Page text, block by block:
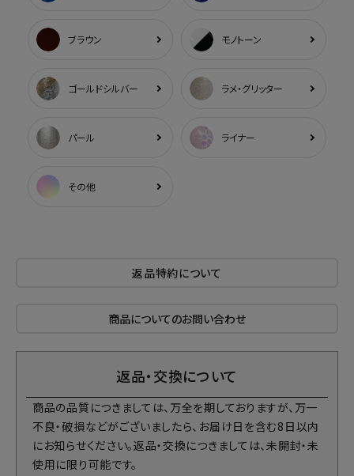
ブラウン モノトーン
ゴールドシルバー ラメ・グリッター
パール ライナー
その他
返品特約について
商品についてのお問い合わせ
返品・交換について
商品の品質につきましては、万全を期しておりますが、万一
不良・破損などがございましたら、お届け日を含む8日以内
にお知らせください。返品・交換につきましては、未開封・未
使用に限り可能です。